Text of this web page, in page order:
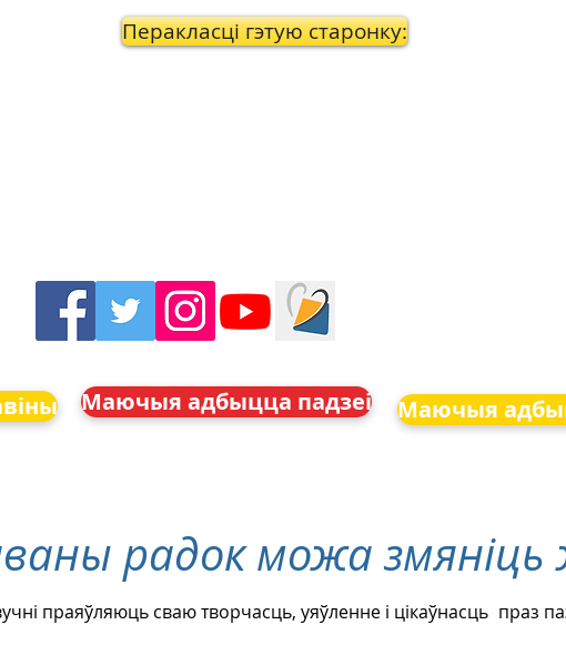
Перакласці гэтую старонку:
Маючыя адбыцца падзеі Маючыя
радок можа
праяўляюць сваю творчасць, уяўленне і цікаўнасць праз